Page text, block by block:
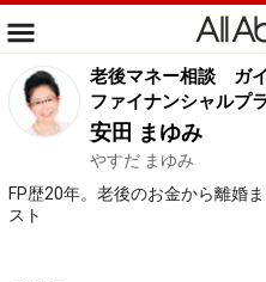
老後マネー相談
ガ
ファイナンシャルプ
安田 まゆみ
やすだ まゆみ
FP歴20年。老後のお金から離婚
スト